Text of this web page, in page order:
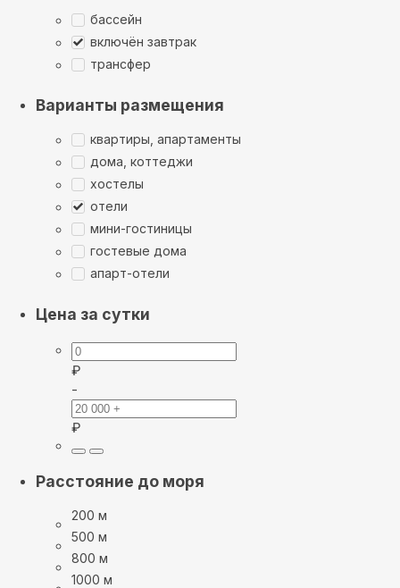
бассейн
включён завтрак
трансфер
Варианты размещения
квартиры, апартаменты
дома, коттеджи
хостелы
отели
мини-гостиницы
гостевые дома
апарт-отели
Цена за сутки
₽
-
₽
Расстояние до моря
200 м
500 м
800 м
1000 м